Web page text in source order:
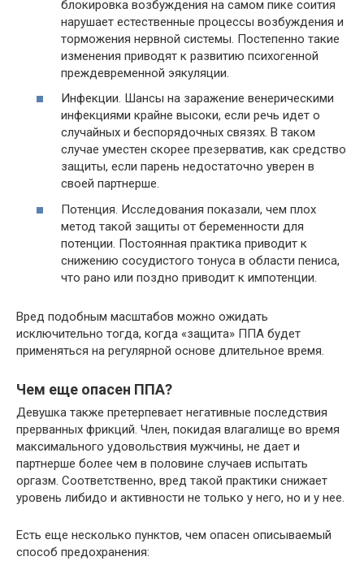
блокировка возбуждения на самом пике соития
нарушает естественные процессы возбуждения и
торможения нервной системы. Постепенно такие
изменения приводят к развитию психогенной
преждевременной эякуляции.
Инфекции. Шансы на заражение венерическими
инфекциями крайне высоки, если речь идет о
случайных и беспорядочных связях. В таком
случае уместен скорее презерватив, как средство
защиты, если парень недостаточно уверен в
своей партнерше.
Потенция. Исследования показали, чем плох
метод такой защиты от беременности для
потенции. Постоянная практика приводит к
снижению сосудистого тонуса в области пениса,
что рано или поздно приводит к импотенции.
Вред подобным масштабов можно ожидать
исключительно тогда, когда «защита» ППА будет
применяться на регулярной основе длительное время.
Чем еще опасен ППА?
Девушка также претерпевает негативные последствия
прерванных фрикций. Член, покидая влагалище во время
максимального удовольствия мужчины, не дает и
партнерше более чем в половине случаев испытать
оргазм. Соответственно, вред такой практики снижает
уровень либидо и активности не только у него, но и у нее.
Есть еще несколько пунктов, чем опасен описываемый
способ предохранения: